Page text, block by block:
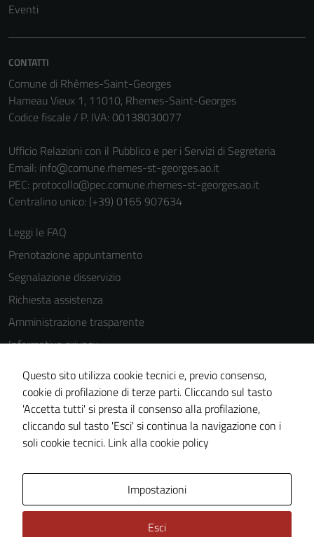
Eventi
CONTATTI
Comune di Rhêmes-Saint-Georges
Hameau Vieux 1, 11010, Rhemes-Saint-Georges
Codice fiscale / P. IVA: 00138030077
Ufficio Relazioni con il Pubblico e per i Servizi di Segreteria
Email: info@comune.rhemes-st-georges.ao.it
PEC: protocollo@pec.comune.rhemes-st-georges.ao.it
Centralino unico: (+39) 0165 907634
Leggi le FAQ
Prenotazione appuntamento
Segnalazione disservizio
Richiesta assistenza
Amministrazione trasparente
Informativa privacy
Cookie Policy
Note legali
Dichiarazione di accessibilità
Piano di miglioramento del sito
Questo sito utilizza cookie tecnici e, previo consenso,
cookie di profilazione di terze parti. Cliccando sul tasto
'Accetta tutti' si presta il consenso alla profilazione,
cliccando sul tasto 'Esci' si continua la navigazione con i
soli cookie tecnici. Link alla cookie policy
Impostazioni
Esci
possono
essere
disabilitati.
Questi cookie
non raccolgono
informazioni
personali.